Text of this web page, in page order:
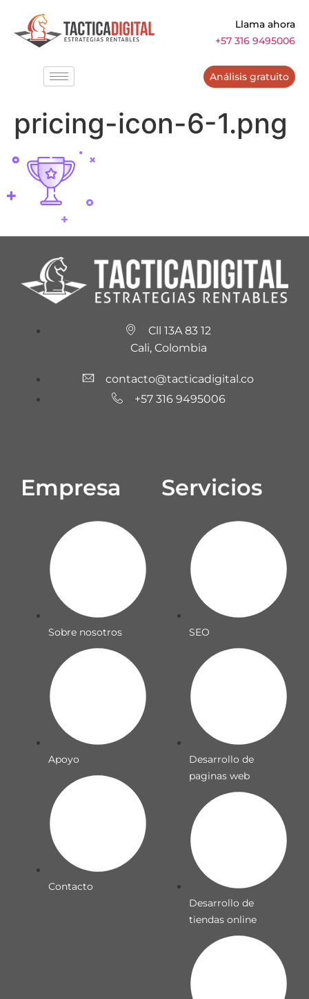
Llama ahora
+57 316 9495006
Análisis gratuito
pricing-icon-6-1.png
Cll 13A 83 12
Cali, Colombia
contacto@tacticadigital.co
+57 316 9495006
Empresa
Sobre nosotros
Apoyo
Contacto
Servicios
SEO
Desarrollo de
paginas web
Desarrollo de
tiendas online